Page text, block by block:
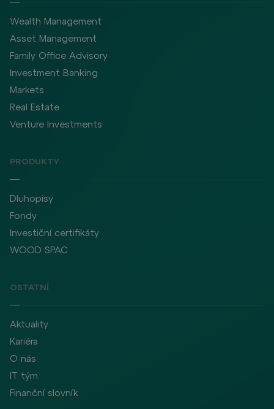
Wealth Management
Asset Management
Family Office Advisory
Investment Banking
Markets
Real Estate
Venture Investments
PRODUKTY
Dluhopisy
Fondy
Investiční certifikáty
WOOD SPAC
OSTATNÍ
Aktuality
Kariéra
O nás
IT tým
Finanční slovník